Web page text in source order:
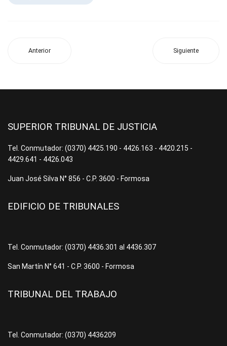
Anterior Siguiente
SUPERIOR TRIBUNAL DE JUSTICIA
Tel. Conmutador: (0370) 4425.190 - 4426.163 - 4420.215 -
4429.641 - 4426.043
Juan José Silva N° 856 - C.P. 3600 - Formosa
EDIFICIO DE TRIBUNALES
Tel. Conmutador: (0370) 4436.301 al 4436.307
San Martín N° 641 - C.P. 3600 - Formosa
TRIBUNAL DEL TRABAJO
Tel. Conmutador: (0370) 4436209